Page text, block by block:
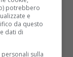
I Paesi
verso
di ogni
potrebbero
e
da questo
dati di
sulla